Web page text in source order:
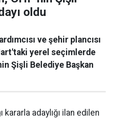
oldu
ve şehir plancısı
yerel seçimlerde
Şişli Belediye Başkan
kararla adaylığı ilan edilen